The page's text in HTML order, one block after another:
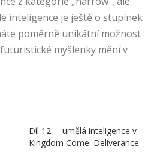
inteligence je ještě o stupínek
poměrně unikátní možnost
myšlenky mění v
Díl 12. – umělá inteligence v
Kingdom Come: Deliverance